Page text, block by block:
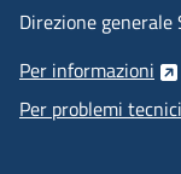
Direzione
Per informazioni
Per problemi tecnici